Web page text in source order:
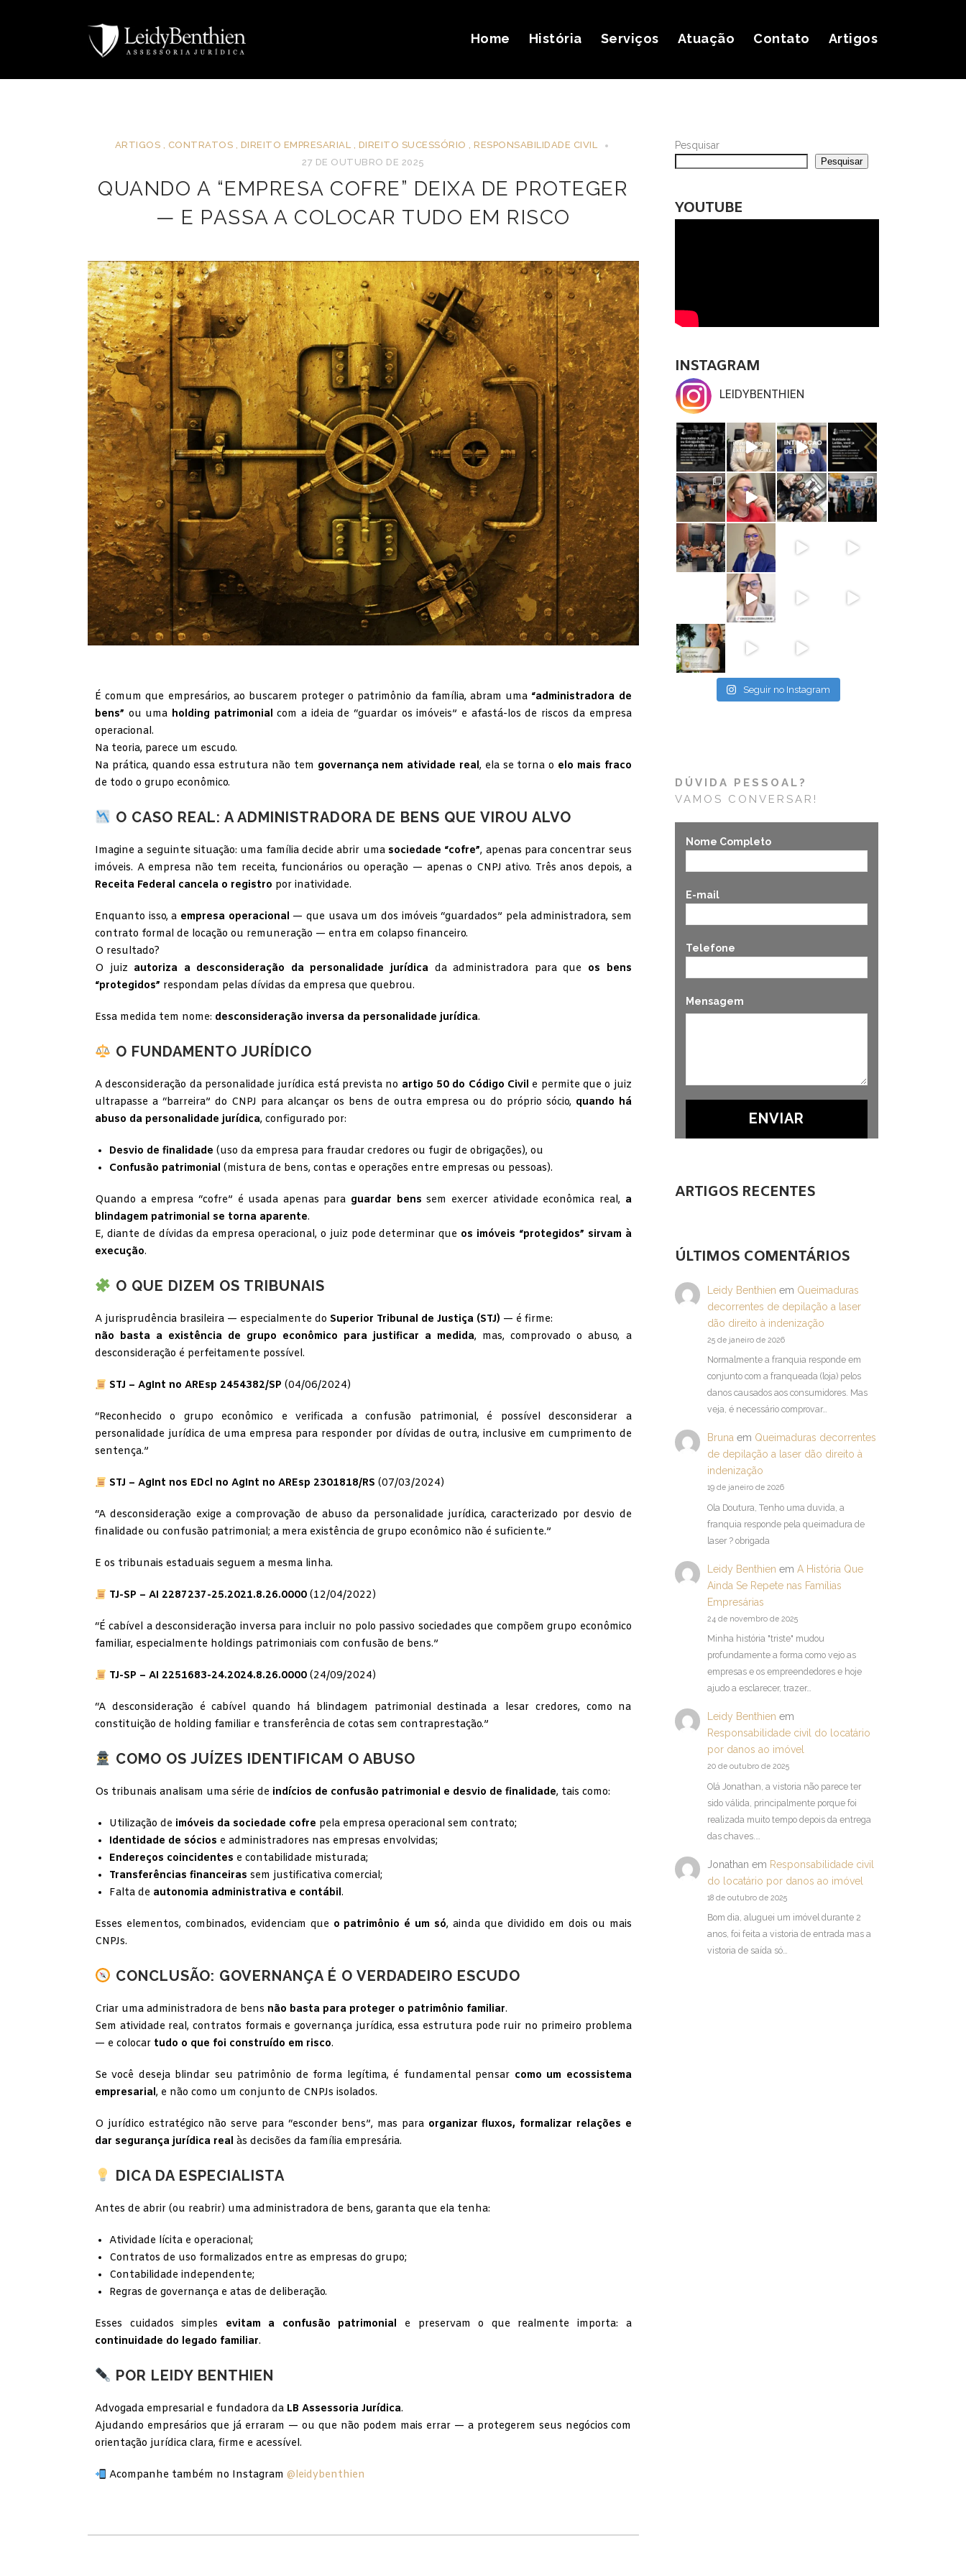
Home História Serviços Atuação Contato Artigos
ARTIGOS , CONTRATOS , DIREITO EMPRESARIAL , DIREITO SUCESSÓRIO ,RESPONSABILIDADE CIVIL
27 DE OUTUBRO DE 2025
QUANDO A “EMPRESA COFRE” DEIXA DE PROTEGER
— E PASSA A COLOCAR TUDO EM RISCO
É comum que empresários, ao buscarem proteger o patrimônio da família, abram uma “administradora de
bens” ou uma holding patrimonial com a ideia de “guardar os imóveis” e afastá-los de riscos da empresa
operacional.
Na teoria, parece um escudo.
Na prática, quando essa estrutura não tem governança nem atividade real, ela se torna o elo mais fraco
de todo o grupo econômico.
O CASO REAL: A ADMINISTRADORA DE BENS QUE VIROU ALVO
Imagine a seguinte situação: uma família decide abrir uma sociedade “cofre”, apenas para concentrar seus
imóveis. A empresa não tem receita, funcionários ou operação — apenas o CNPJ ativo. Três anos depois, a
Receita Federal cancela o registro por inatividade.
Enquanto isso, a empresa operacional — que usava um dos imóveis “guardados” pela administradora, sem
contrato formal de locação ou remuneração — entra em colapso financeiro.
O resultado?
O juiz autoriza a desconsideração da personalidade jurídica da administradora para que os bens
“protegidos” respondam pelas dívidas da empresa que quebrou.
Essa medida tem nome: desconsideração inversa da personalidade jurídica.
O FUNDAMENTO JURÍDICO
A desconsideração da personalidade jurídica está prevista no artigo 50 do Código Civil e permite que o juiz
ultrapasse a “barreira” do CNPJ para alcançar os bens de outra empresa ou do próprio sócio, quando há
abuso da personalidade jurídica, configurado por:
Desvio de finalidade (uso da empresa para fraudar credores ou fugir de obrigações), ou
Confusão patrimonial (mistura de bens, contas e operações entre empresas ou pessoas).
Quando a empresa “cofre” é usada apenas para guardar bens sem exercer atividade econômica real, a
blindagem patrimonial se torna aparente.
E, diante de dívidas da empresa operacional, o juiz pode determinar que os imóveis “protegidos” sirvam à
execução.
O QUE DIZEM OS TRIBUNAIS
A jurisprudência brasileira — especialmente do Superior Tribunal de Justiça (STJ) — é firme:
não basta a existência de grupo econômico para justificar a medida, mas, comprovado o abuso, a
desconsideração é perfeitamente possível.
STJ – AgInt no AREsp 2454382/SP (04/06/2024)
“Reconhecido o grupo econômico e verificada a confusão patrimonial, é possível desconsiderar a
personalidade jurídica de uma empresa para responder por dívidas de outra, inclusive em cumprimento de
sentença.”
STJ – AgInt nos EDcl no AgInt no AREsp 2301818/RS (07/03/2024)
“A desconsideração exige a comprovação de abuso da personalidade jurídica, caracterizado por desvio de
finalidade ou confusão patrimonial; a mera existência de grupo econômico não é suficiente.”
E os tribunais estaduais seguem a mesma linha.
TJ-SP – AI 2287237-25.2021.8.26.0000(12/04/2022)
“É cabível a desconsideração inversa para incluir no polo passivo sociedades que compõem grupo econômico
familiar, especialmente holdings patrimoniais com confusão de bens.”
TJ-SP – AI 2251683-24.2024.8.26.0000(24/09/2024)
“A desconsideração é cabível quando há blindagem patrimonial destinada a lesar credores, como na
constituição de holding familiar e transferência de cotas sem contraprestação.”
COMO OS JUÍZES IDENTIFICAM O ABUSO
Os tribunais analisam uma série de indícios de confusão patrimonial e desvio de finalidade, tais como:
Utilização de imóveis da sociedade cofre pela empresa operacional sem contrato;
Identidade de sócios e administradores nas empresas envolvidas;
Endereços coincidentes e contabilidade misturada;
Transferências financeiras sem justificativa comercial;
Falta de autonomia administrativa e contábil.
Esses elementos, combinados, evidenciam que o patrimônio é um só, ainda que dividido em dois ou mais
CNPJs.
CONCLUSÃO: GOVERNANÇA É O VERDADEIRO ESCUDO
Criar uma administradora de bens não basta para proteger o patrimônio familiar.
Sem atividade real, contratos formais e governança jurídica, essa estrutura pode ruir no primeiro problema
— e colocar tudo o que foi construído em risco.
Se você deseja blindar seu patrimônio de forma legítima, é fundamental pensar como um ecossistema
empresarial, e não como um conjunto de CNPJs isolados.
O jurídico estratégico não serve para “esconder bens”, mas para organizar fluxos, formalizar relações e
dar segurança jurídica real às decisões da família empresária.
DICA DA ESPECIALISTA
Antes de abrir (ou reabrir) uma administradora de bens, garanta que ela tenha:
Atividade lícita e operacional;
Contratos de uso formalizados entre as empresas do grupo;
Contabilidade independente;
Regras de governança e atas de deliberação.
Esses cuidados simples evitam a confusão patrimonial e preservam o que realmente importa: a
continuidade do legado familiar.
POR LEIDY BENTHIEN
Advogada empresarial e fundadora da LB Assessoria Jurídica.
Ajudando empresários que já erraram — ou que não podem mais errar — a protegerem seus negócios com
orientação jurídica clara, firme e acessível.
Acompanhe também no Instagram @leidybenthien
Pesquisar
Pesquisar
YOUTUBE
INSTAGRAM
LEIDYBENTHIEN
Seguir no Instagram
DÚVIDA PESSOAL?
VAMOS CONVERSAR!
Nome Completo
E-mail
Telefone
Mensagem
ARTIGOS RECENTES
ÚLTIMOS COMENTÁRIOS
Leidy Benthien em Queimaduras
decorrentes de depilação a laser
dão direito à indenização
25 de janeiro de 2026
Normalmente a franquia responde em
conjunto com a franqueada (loja) pelos
danos causados aos consumidores. Mas
veja, é necessário comprovar…
Bruna em Queimaduras decorrentes
de depilação a laser dão direito à
indenização
19 de janeiro de 2026
Ola Doutura, Tenho uma duvida, a
franquia responde pela queimadura de
laser ? obrigada
Leidy Benthien em A História Que
Ainda Se Repete nas Famílias
Empresárias
24 de novembro de 2025
Minha história "triste" mudou
profundamente a forma como vejo as
empresas e os empreendedores e hoje
ajudo a esclarecer, trazer…
Leidy Benthien em
Responsabilidade civil do locatário
por danos ao imóvel
20 de outubro de 2025
Olá Jonathan, a vistoria não parece ter
sido válida, principalmente porque foi
realizada muito tempo depois da entrega
das chaves.…
Jonathan em Responsabilidade civil
do locatário por danos ao imóvel
18 de outubro de 2025
Bom dia, aluguei um imóvel durante 2
anos, foi feita a vistoria de entrada mas a
vistoria de saída só…